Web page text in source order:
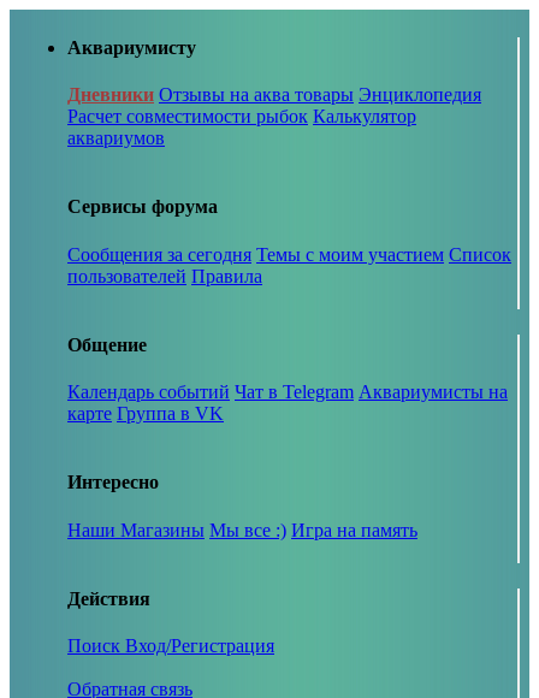
Аквариумисту
Дневники Отзывы на аква товары Энциклопедия
Расчет совместимости рыбок Калькулятор
аквариумов
Сервисы форума
Сообщения за сегодня Темы с моим участием Список
пользователей Правила
Общение
Календарь событий Чат в Telegram Аквариумисты на
карте Группа в VK
Интересно
Наши Магазины Мы все :) Игра на память
Действия
Поиск Вход/Регистрация
Обратная связь